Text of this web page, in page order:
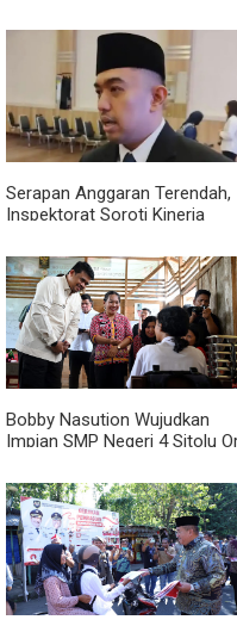
Serapan Anggaran Terendah,
Inspektorat Soroti Kinerja
Bobby Nasution Wujudkan
Impian SMP Negeri 4 Sitolu